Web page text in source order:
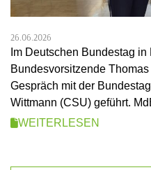
26.06.2026
Im Deutschen Bundestag
Bundesvorsitzende
Gespräch mit der
Wittmann (CSU) geführt.
WEITERLESEN